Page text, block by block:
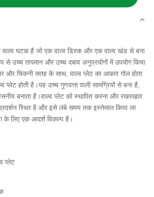
वाल्व घटक है जो एक वाल्व डिस्क और एक वाल्व खंड से बना
से उच्च तापमान और उच्च दबाव अनुप्रयोगों में उपयोग किया
और चिकनी सतह के साथ, वाल्व प्लेट का आकार गोल होता
होती है।यह उच्च गुणवत्ता वाली सामग्रियों से बना है,
बनाता है।वाल्व प्लेट को स्थापित करना और रखरखाव
स्थिर है और इसे लंबे समय तक इस्तेमाल किया जा
के लिए एक आदर्श विकल्प है।
प्लेट